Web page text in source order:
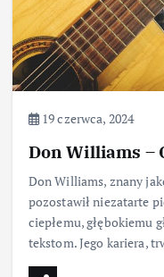
19 czerwca, 2024
Don Williams –
Don Williams, znany
pozostawił niezatarte
ciepłemu, głębokiemu
tekstom. Jego kariera,